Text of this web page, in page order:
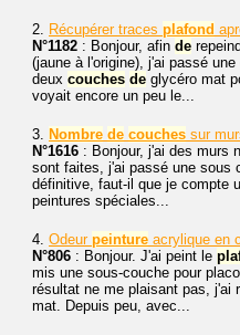
2. Récupérer traces plafond
N°1182 : Bonjour, afin de
(jaune à l'origine), j'ai passé
deux couches de glycéro mat
voyait encore un peu le...
3. Nombre de couches sur
N°1616 : Bonjour, j'ai des murs
sont faites, j'ai passé une sous
définitive, faut-il que je compte
peintures spéciales...
4. Odeur peinture acrylique en
N°806 : Bonjour. J'ai peint le
mis une sous-couche pour
résultat ne me plaisant pas,
mat. Depuis peu, avec...